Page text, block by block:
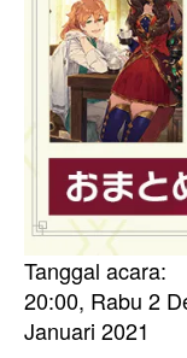
Tanggal acara:
20:00, Rabu 2
Januari 2021